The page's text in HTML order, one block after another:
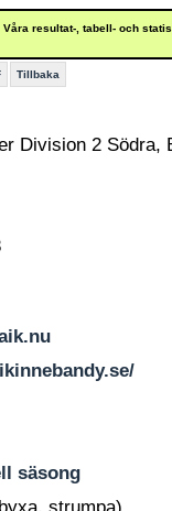
resultat-, tabell- och
Tillbaka
Division 2
säsong